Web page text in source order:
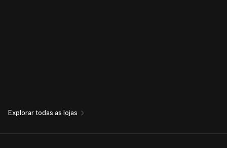
Explorar todas as lojas